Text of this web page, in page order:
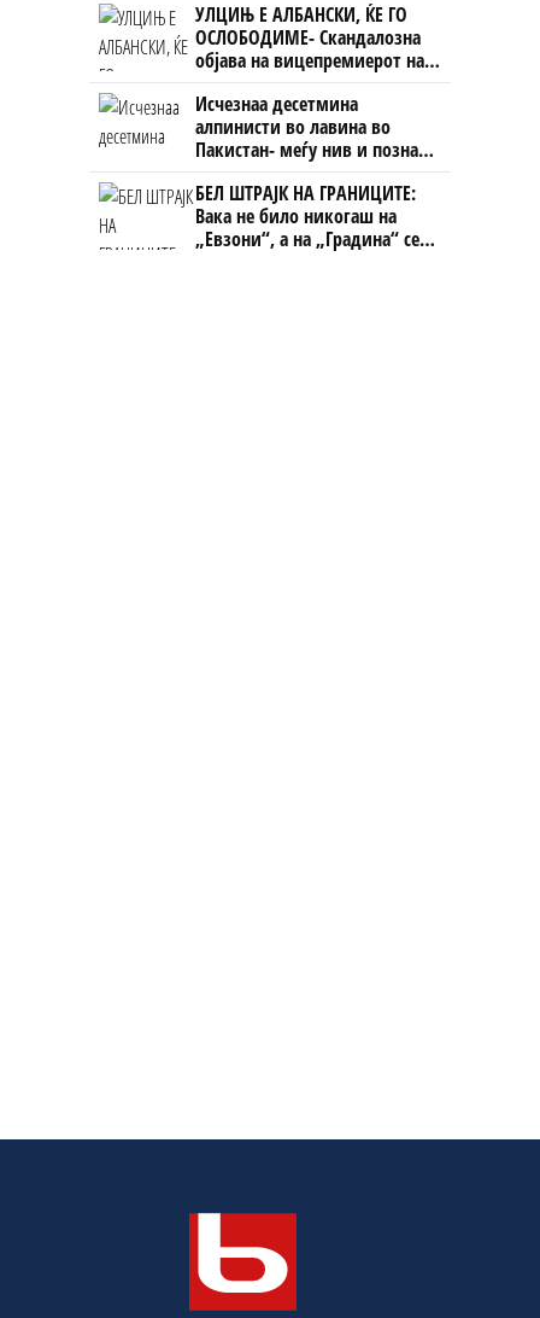
УЛЦИЊ Е АЛБАНСКИ, ЌЕ ГО
ОСЛОБОДИМЕ- Скандалозна
објава на вицепремиерот на
Црна Гора
Исчезнаа десетмина
алпинисти во лавина во
Пакистан- меѓу нив и познат
Непалец
БЕЛ ШТРАЈК НА ГРАНИЦИТЕ:
Вака не било никогаш на
„Евзони“, а на „Градина“ се